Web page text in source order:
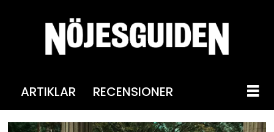
ARTIKLAR RECENSIONER